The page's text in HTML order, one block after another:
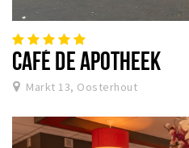
CAFÉ DE APOTHEEK
Markt 13, Oosterhout